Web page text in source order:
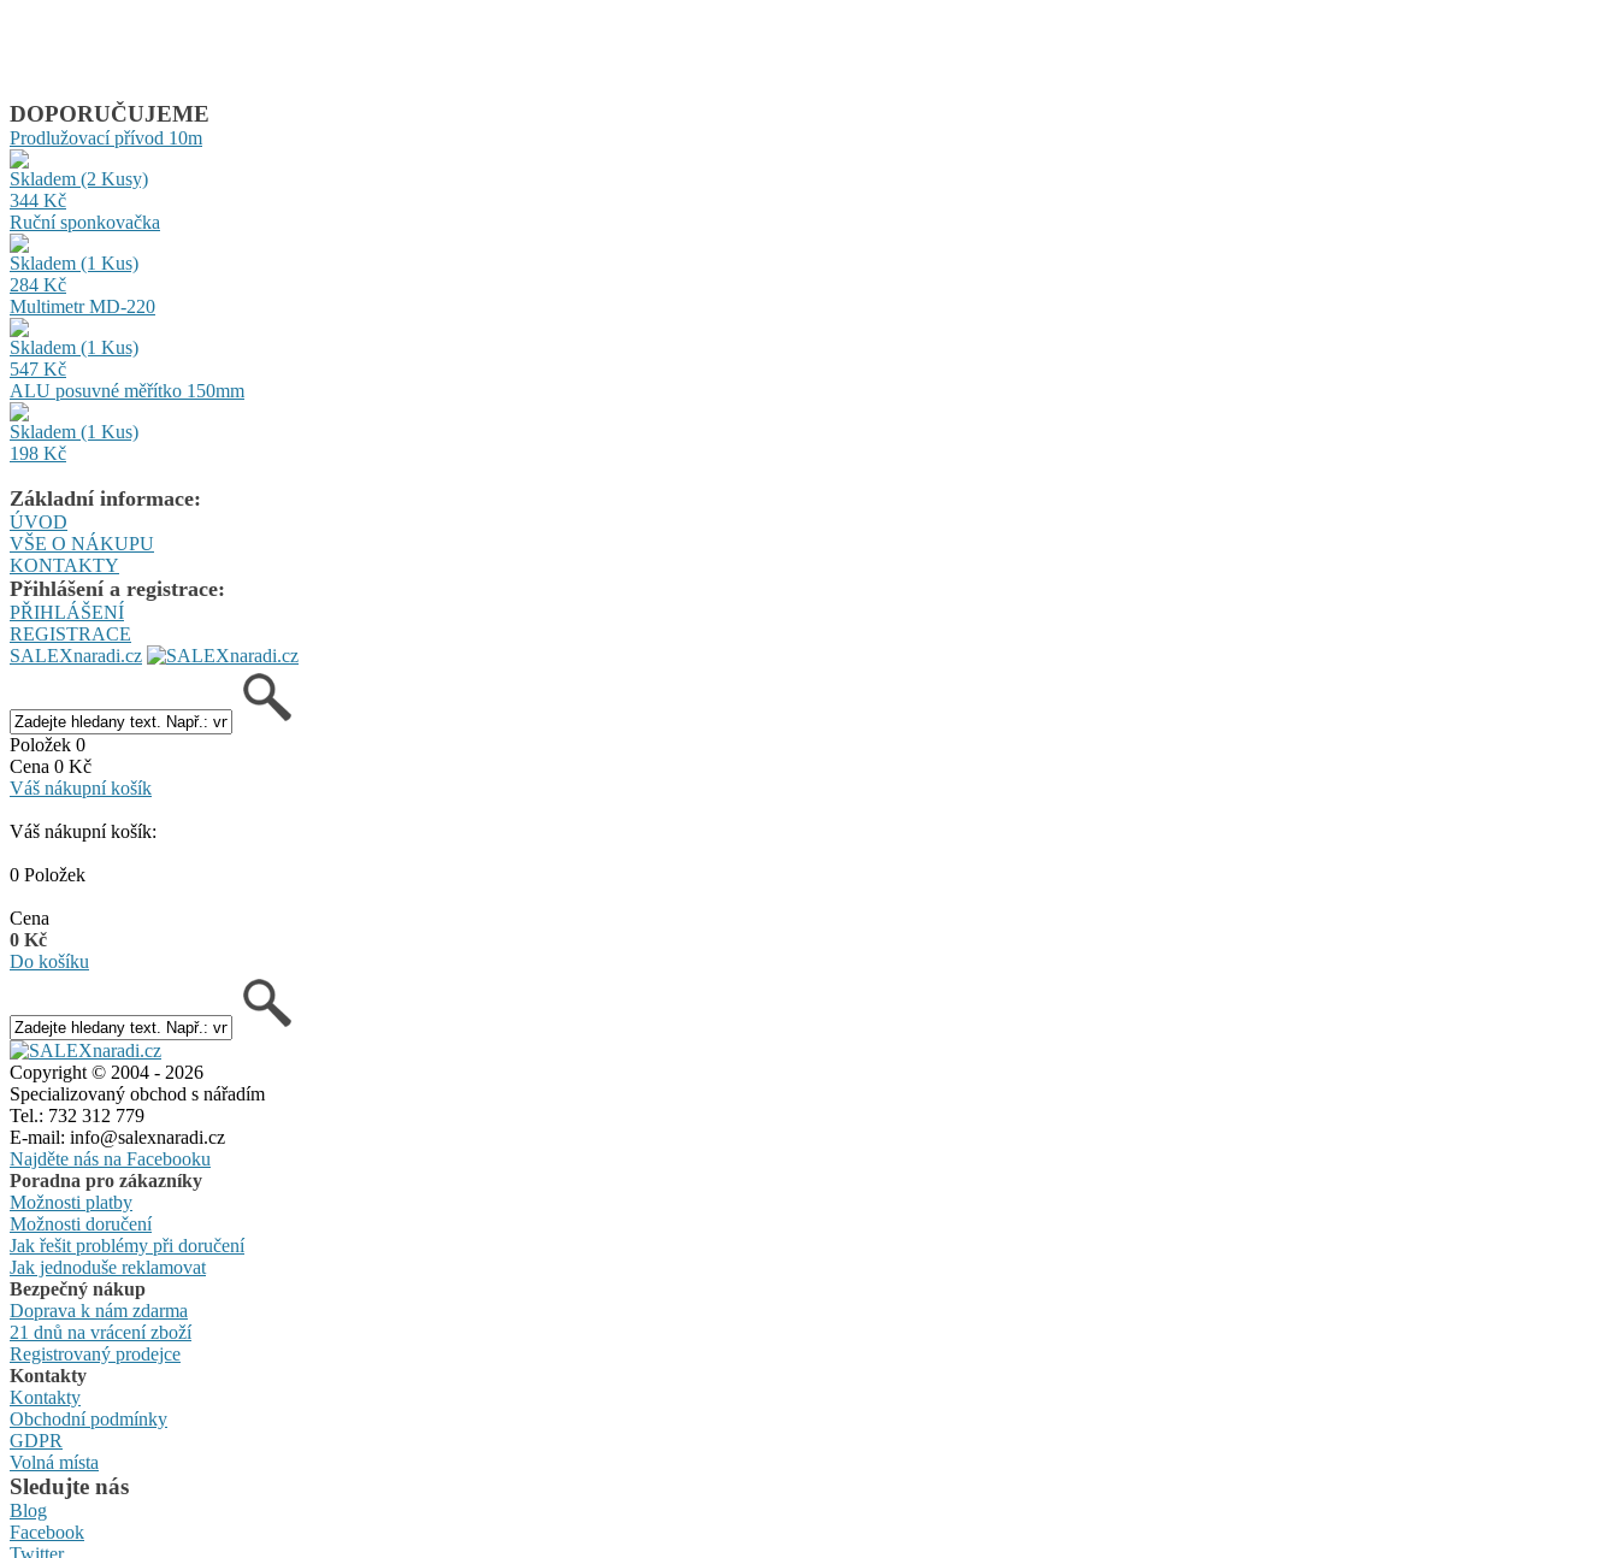
DOPORUČUJEME
Prodlužovací přívod 10m
Skladem (2 Kusy)
344 Kč
Ruční sponkovačka
Skladem (1 Kus)
284 Kč
Multimetr MD-220
Skladem (1 Kus)
547 Kč
ALU posuvné měřítko 150mm
Skladem (1 Kus)
198 Kč
Základní informace:
ÚVOD
VŠE O NÁKUPU
KONTAKTY
Přihlášení a registrace:
PŘIHLÁŠENÍ
REGISTRACE
SALEXnaradi.cz
Položek 0
Cena 0 Kč
Váš nákupní košík
Váš nákupní košík:
0 Položek
Cena
0 Kč
Do košíku
Copyright © 2004 - 2026
Specializovaný obchod s nářadím
Tel.: 732 312 779
E-mail: info@salexnaradi.cz
Najděte nás na Facebooku
Poradna pro zákazníky
Možnosti platby
Možnosti doručení
Jak řešit problémy při doručení
Jak jednoduše reklamovat
Bezpečný nákup
Doprava k nám zdarma
21 dnů na vrácení zboží
Registrovaný prodejce
Kontakty
Kontakty
Obchodní podmínky
GDPR
Volná místa
Sledujte nás
Blog
Facebook
Twitter